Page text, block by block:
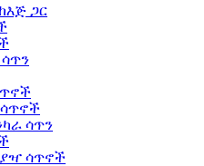
ጋር
ሳጥን
ሳጥኖች